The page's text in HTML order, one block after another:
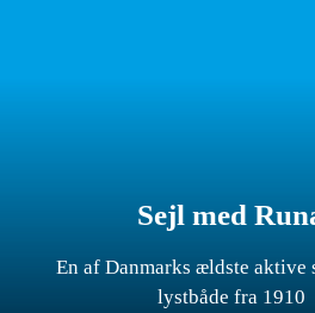
Sejl med
En af Danmarks ældste aktive
lystbåde fra 1910